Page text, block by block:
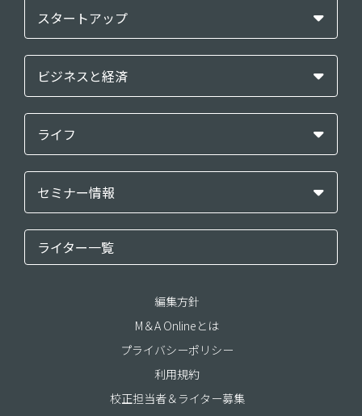
スタートアップ
ビジネスと経済
ライフ
セミナー情報
ライター一覧
編集方針
M＆A Onlineとは
プライバシーポリシー
利用規約
校正担当者＆ライター募集